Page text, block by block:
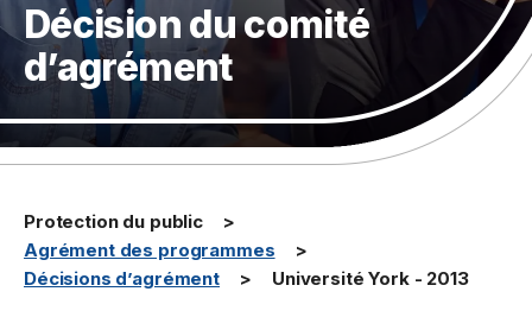
Décision du comité
d’agrément
Protection du public
Agrément des programmes
Décisions d’agrément
Université York - 2013